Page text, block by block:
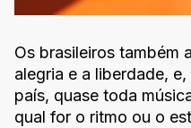
Os brasileiros também
alegria e a liberdade,
país, quase toda
qual for o ritmo ou o